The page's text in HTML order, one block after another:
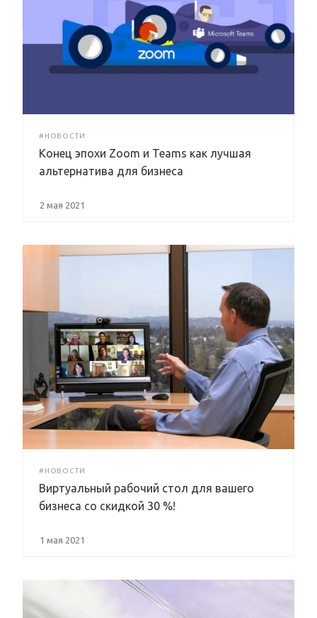
#НОВОСТИ
Конец эпохи Zoom и Teams как лучшая
альтернатива для бизнеса
2 мая 2021
#НОВОСТИ
Виртуальный рабочий стол для вашего
бизнеса со скидкой 30 %!
1 мая 2021